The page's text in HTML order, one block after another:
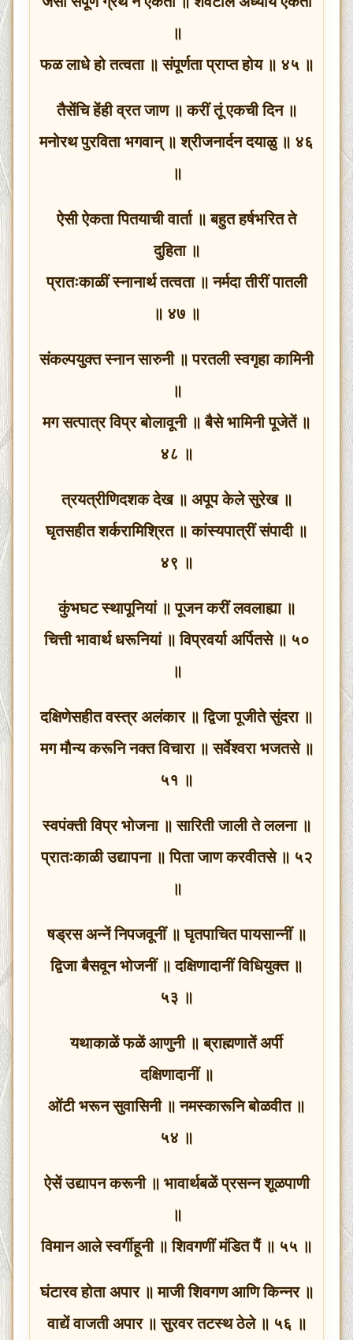
॥
फळ लाधे हो तत्वता ॥ संपूर्णता प्राप्त होय ॥ ४५ ॥
तैसेंचि हेंही व्रत जाण ॥ करीं तूं एकची दिन ॥
मनोरथ पुरविता भगवान् ॥ श्रीजनार्दन दयाळु ॥ ४६
॥
ऐसी ऐकता पितयाची वार्ता ॥ बहुत हर्षभरित ते
दुहिता ॥
प्रातःकाळीं स्नानार्थ तत्वता ॥ नर्मदा तीरीं पातली
॥ ४७ ॥
संकल्पयुक्त स्नान सारुनी ॥ परतली स्वगृहा कामिनी
॥
मग सत्पात्र विप्र बोलावूनी ॥ बैसे भामिनी पूजेतें ॥
४८ ॥
त्रयत्रीणिदशक देख ॥ अपूप केले सुरेख ॥
घृतसहीत शर्करामिश्रित ॥ कांस्यपात्रीं संपादी ॥
४९ ॥
कुंभघट स्थापूनियां ॥ पूजन करीं लवलाह्या ॥
चित्ती भावार्थ धरूनियां ॥ विप्रवर्या अर्पितसे ॥ ५०
॥
दक्षिणेसहीत वस्त्र अलंकार ॥ द्विजा पूजीते सुंदरा ॥
मग मौन्य करूनि नक्‍त विचारा ॥ सर्वेश्वरा भजतसे ॥
५१ ॥
स्वपंक्‍ती विप्र भोजना ॥ सारिती जाली ते ललना ॥
प्रातःकाळी उद्यापना ॥ पिता जाण करवीतसे ॥ ५२
॥
षड्रस अन्नें निपजवूनीं ॥ घृतपाचित पायसान्नीं ॥
द्विजा बैसवून भोजनीं ॥ दक्षिणादानीं विधियुक्त ॥
५३ ॥
यथाकाळें फळें आणुनी ॥ ब्राह्मणातें अर्पी
दक्षिणादानीं ॥
ओंटी भरून सुवासिनी ॥ नमस्कारूनि बोळवीत ॥
५४ ॥
ऐसें उद्यापन करूनी ॥ भावार्थबळें प्रसन्न शूळपाणी
॥
विमान आले स्वर्गीहूनी ॥ शिवगणीं मंडित पैं ॥ ५५ ॥
घंटारव होता अपार ॥ माजी शिवगण आणि किन्नर ॥
वाद्यें वाजती अपार ॥ सुरवर तटस्थ ठेले ॥ ५६ ॥